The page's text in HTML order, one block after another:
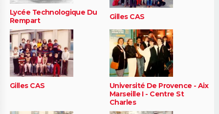
Lycée Technologique Du
Rempart
Gilles CAS
Gilles CAS
Université De Provence - Aix
Marseille I - Centre St
Charles